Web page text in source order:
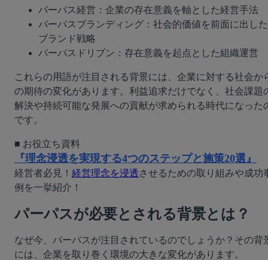
パーパス経営：企業の存在意義を軸とした経営手法
パーパスブランディング：社会的価値を前面に出した
ブランド戦略
パーパスドリブン：存在意義を起点とした組織運営
これらの用語が注目される背景には、企業に対する社会か
の期待の変化があります。利益追求だけでなく、社会課題
解決や持続可能な発展への貢献が求められる時代になった
です。
『理念浸透を実現する4つのステップと施策20選』
経営者必見！ 経営理念を浸透させるための取り組みや成功
例を一挙紹介！
パーパスが必要とされる背景とは？
なぜ今、パーパスが注目されているのでしょうか？その背
には、企業を取り巻く環境の大きな変化があります。